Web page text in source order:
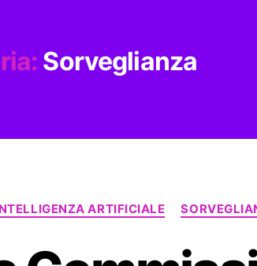
Sorveglianza
CategorieARTIFICIALE